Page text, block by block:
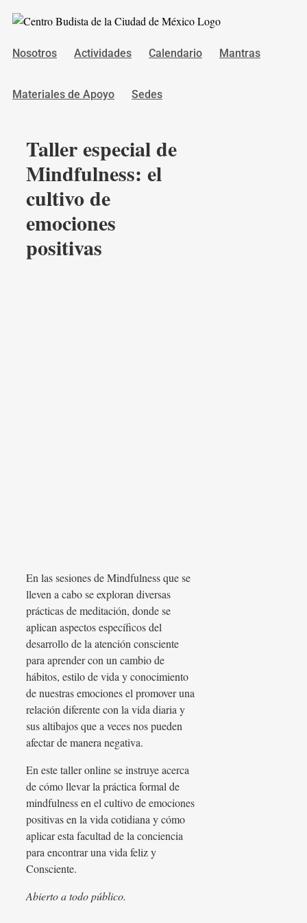
Nosotros Actividades Calendario Mantras
Materiales de Apoyo Sedes
Taller especial de
Mindfulness: el
cultivo de
emociones
positivas
En las sesiones de Mindfulness que se
lleven a cabo se exploran diversas
prácticas de meditación, donde se
aplican aspectos específicos del
desarrollo de la atención consciente
para aprender con un cambio de
hábitos, estilo de vida y conocimiento
de nuestras emociones el promover una
relación diferente con la vida diaria y
sus altibajos que a veces nos pueden
afectar de manera negativa.
En este taller online se instruye acerca
de cómo llevar la práctica formal de
mindfulness en el cultivo de emociones
positivas en la vida cotidiana y cómo
aplicar esta facultad de la conciencia
para encontrar una vida feliz y
Consciente.
Abierto a todo público.